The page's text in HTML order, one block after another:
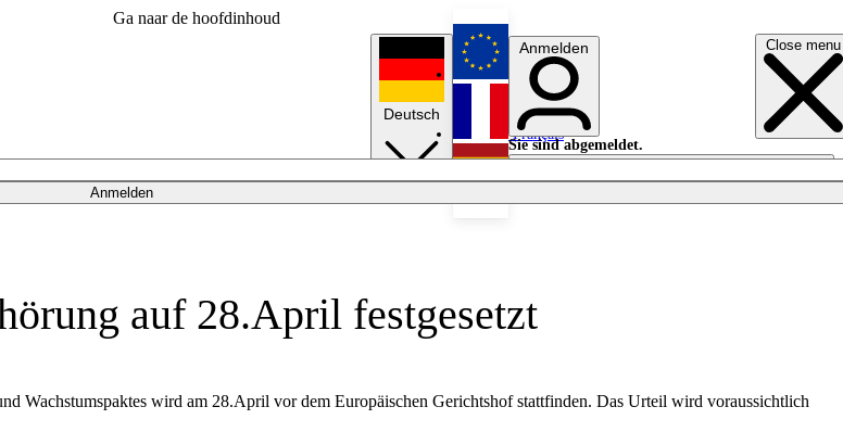
Ga naar de hoofdinhoud
Close menu
Anmelden
Deutsch
English
Français
Anmelden
Sie sind abgemeldet.
Anmelden
Licht aus
auf 28.April festgesetzt
Wachstumspaktes wird am 28.April vor dem Europäischen Gerichtshof stattfinden. Das Urteil wird voraussichtlich